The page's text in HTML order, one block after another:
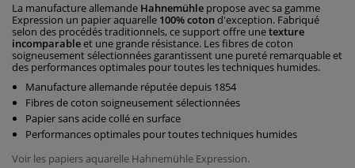
La manufacture allemande Hahnemühle propose avec sa gamme
Expression un papier aquarelle 100% cotond'exception. Fabriqué
selon des procédés traditionnels, ce support offre unetexture
incomparableet une grande résistance. Les fibres de coton
soigneusement sélectionnées garantissent une pureté remarquable et
des performances optimales pour toutes les techniques humides.
Manufacture allemande réputée depuis 1854
Fibres de coton soigneusement sélectionnées
Papier sans acide collé en surface
Performances optimales pour toutes techniques humides
Voir les papiers aquarelle Hahnemühle Expression.